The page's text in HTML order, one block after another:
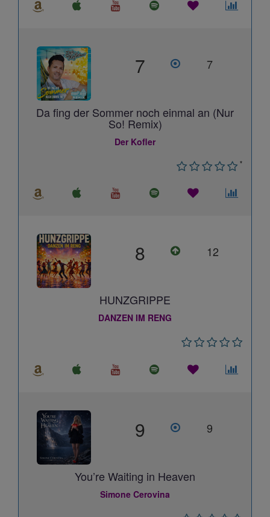
7 7
Da fing der Sommer noch einmal an (Nur
So! Remix)
Der Kofler
*
8 12
HUNZGRIPPE
DANZEN IM RENG
9 9
You’re Waiting in Heaven
Simone Cerovina